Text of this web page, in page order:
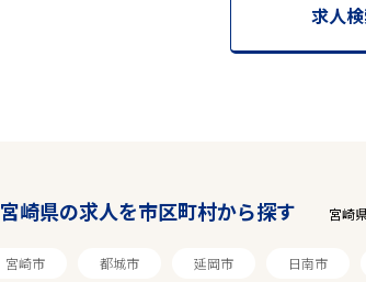
求人
宮崎県の求人を市区町村から探す 宮崎
宮崎市 都城市 延岡市 日南市